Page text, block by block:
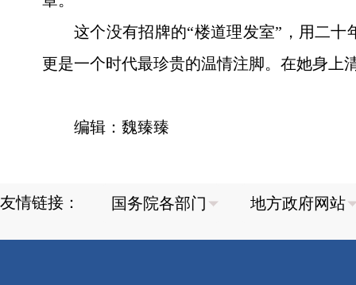
这个没有招牌的“楼道理发室”，用二
更是一个时代最珍贵的温情注脚。在她身上
编辑：魏臻臻
友情链接：